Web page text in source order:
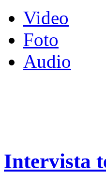
Video
Foto
Audio
Intervista